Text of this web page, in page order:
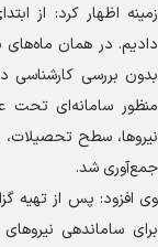
زمینه اظهار کرد: از
دادیم. در همان
بدون بررسی کارشناسی
منظور سامانه‌ای تحت
نیروها، سطح
جمع‌آوری شد.
وی افزود: پس از تهیه
برای ساماندهی